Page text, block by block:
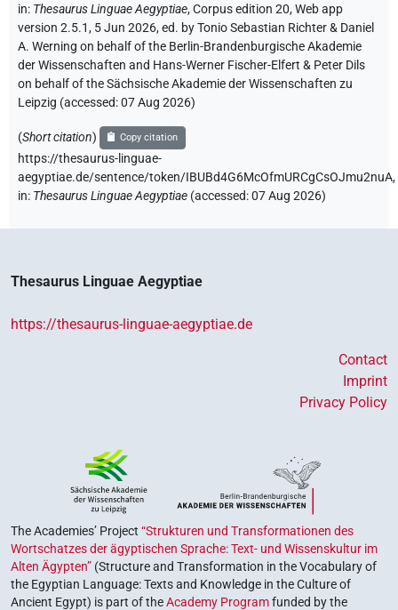
in: Thesaurus Linguae Aegyptiae,Corpus edition 20, Web app
version 2.5.1, 5 Jun 2026, ed. by Tonio Sebastian Richter & Daniel
A. Werning on behalf of the Berlin-Brandenburgische Akademie
der Wissenschaften and Hans-Werner Fischer-Elfert & Peter Dils
on behalf of the Sächsische Akademie der Wissenschaften zu
Leipzig (accessed:07 Aug 2026)
(Short citation) Copy citation
https://thesaurus-linguae-
aegyptiae.de/sentence/token/IBUBd4G6McOfmURCgCsOJmu2nuA,
in: Thesaurus Linguae Aegyptiae (accessed:07 Aug 2026)
Thesaurus Linguae Aegyptiae
https://thesaurus-linguae-aegyptiae.de
Contact
Imprint
Privacy Policy
The Academies’ Project “Strukturen und Transformationen des
Wortschatzes der ägyptischen Sprache: Text- und Wissenskultur im
Alten Ägypten” (Structure and Transformation in the Vocabulary of
the Egyptian Language: Texts and Knowledge in the Culture of
Ancient Egypt) is part of theAcademy Programfunded by the